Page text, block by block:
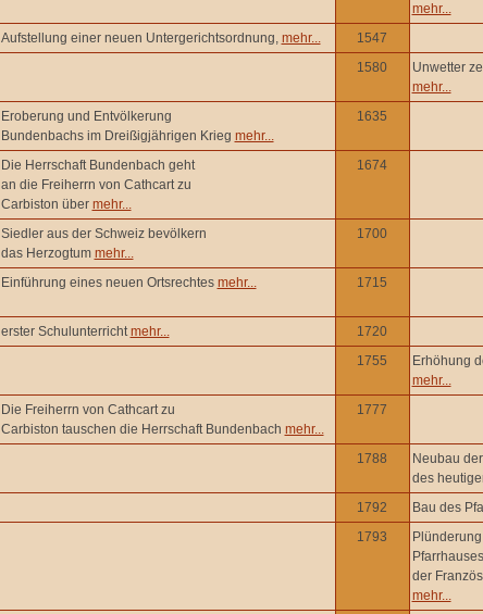
mehr...
Aufstellung einer neuen Untergerichtsordnung, mehr...
1547
1580
Unwetter
mehr...
Eroberung und Entvölkerung
Bundenbachs im Dreißigjährigen Krieg mehr...
1635
Die Herrschaft Bundenbach geht
an die Freiherrn von Cathcart zu
Carbiston über mehr...
1674
Siedler aus der Schweiz bevölkern
das Herzogtum mehr...
1700
Einführung eines neuen Ortsrechtes mehr... 1715
erster Schulunterrichtmehr...
1720
1755
Erhöhung
mehr...
Die Freiherrn von Cathcart zu
Carbiston tauschen die Herrschaft Bundenbach mehr...
1777
1788
Neubau
des
1792
Bau des
1793
der
mehr...